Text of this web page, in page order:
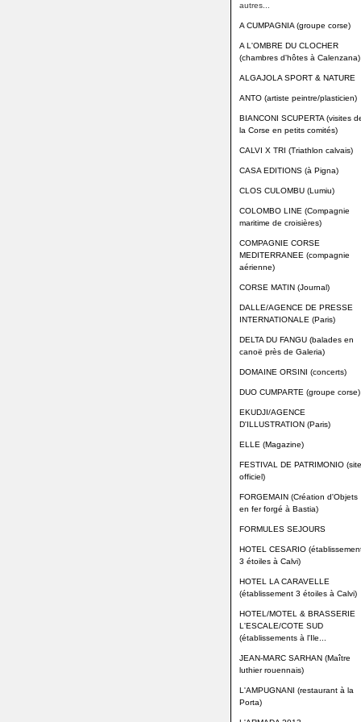
autres...
A CUMPAGNIA (groupe corse)
A L'OMBRE DU CLOCHER
(chambres d'hôtes à Calenzana)
ALGAJOLA SPORT & NATURE
ANTO (artiste peintre/plasticien)
BIANCONI SCUPERTA (visites
la Corse en petits comités)
CALVI X TRI (Triathlon calvais)
CASA EDITIONS (à Pigna)
CLOS CULOMBU (Lumiu)
COLOMBO LINE (Compagnie
maritime de croisières)
COMPAGNIE CORSE
MEDITERRANEE (compagnie
aérienne)
CORSE MATIN (Journal)
DALLE/AGENCE DE PRESSE
INTERNATIONALE (Paris)
DELTA DU FANGU (balades en
canoë près de Galeria)
DOMAINE ORSINI (concerts)
DUO CUMPARTE (groupe corse)
EKUDJI/AGENCE
D'ILLUSTRATION (Paris)
ELLE (Magazine)
FESTIVAL DE PATRIMONIO (site
officiel)
FORGEMAIN (Création d'Objets
en fer forgé à Bastia)
FORMULES SEJOURS
HOTEL CESARIO
3 étoiles à Calvi)
HOTEL LA CARAVELLE
(établissement 3 étoiles à Calvi)
HOTEL/MOTEL & BRASSERIE
L'ESCALE/COTE SUD
(établissements à l'Ile...
JEAN-MARC SARHAN (Maître
luthier rouennais)
L'AMPUGNANI (restaurant à la
Porta)